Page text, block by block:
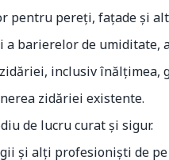
pentru pereți, fațade și
barierelor de umiditate,
inclusiv înălțimea,
zidăriei existente.
de lucru curat și sigur.
și alți profesioniști de